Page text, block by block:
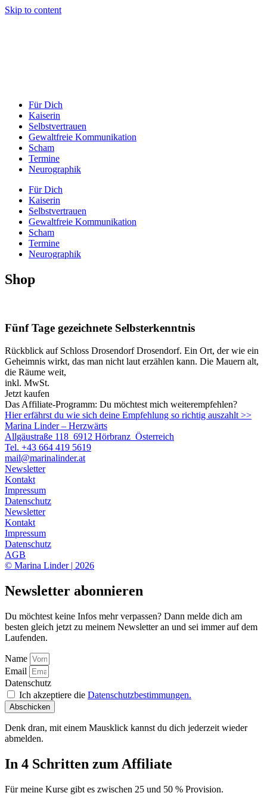
Skip to content
Für Dich
Kaiserin
Selbstvertrauen
Gewaltfreie Kommunikation
Scham
Termine
Neurographik
Für Dich
Kaiserin
Selbstvertrauen
Gewaltfreie Kommunikation
Scham
Termine
Neurographik
Shop
Fünf Tage gezeichnete Selbsterkenntnis
Rückblick auf Schloss Drosendorf Drosendorf. Ein Ort, der wie ein
Geheimnis wirkt, das man nicht laut erzählen kann. Die Mauern alt,
die Räume weit,
inkl. MwSt.
Jetzt kaufen
Das Affiliate-Programm: Du möchtest mich weiterempfehlen?
Hier erfährst du wie sich deine Empfehlung so richtig auszahlt >>
Marina Linder – Herzwärts
Allgäustraße 118 6912 Hörbranz Österreich
Tel. +43 664 419 5619
mail@marinalinder.at
Newsletter
Kontakt
Impressum
Datenschutz
Newsletter
Kontakt
Impressum
Datenschutz
AGB
© Marina Linder | 2026
Newsletter abonnieren
Du möchtest keine Infos mehr verpassen? Dann melde dich am
besten gleich jetzt zu meinem Newsletter an und sei immer auf dem
Laufenden.
Name
Email
Datenschutz
Ich akzeptiere die Datenschutzbestimmungen.
Abschicken
Denk dran, mit einem Mausklick kannst du dich jederzeit wieder
abmelden.
In 4 Schritten zum Affiliate
Für meine Kurse gibt es zwischen 25 und 50 % Provision.